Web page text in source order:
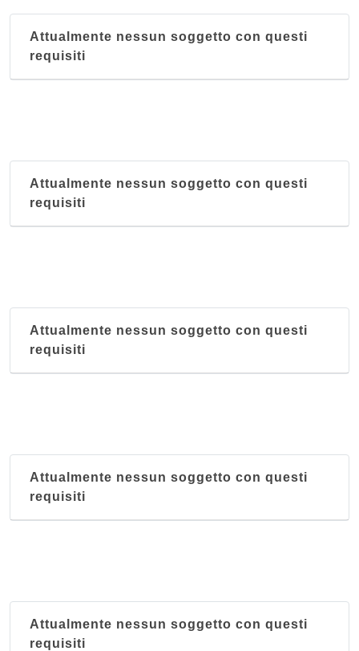
Attualmente nessun soggetto con questi
requisiti
Attualmente nessun soggetto con questi
requisiti
Attualmente nessun soggetto con questi
requisiti
Attualmente nessun soggetto con questi
requisiti
Attualmente nessun soggetto con questi
requisiti